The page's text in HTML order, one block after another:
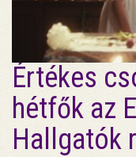
Értékes
hétfők az
Hallgatók